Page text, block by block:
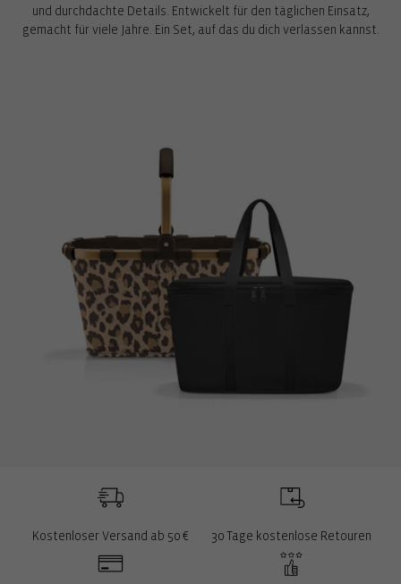
und durchdachte Details. Entwickelt für den täglichen Einsatz,
gemacht für viele Jahre. Ein Set, auf das du dich verlassen kannst.
Kostenloser Versand ab 50 € 30 Tage kostenlose Retouren